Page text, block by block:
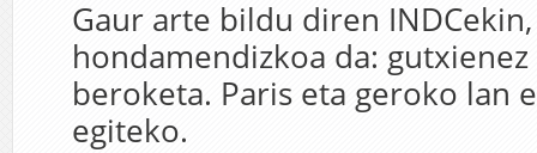
Gaur arte bildu diren
hondamendizkoa da: gutxienez
beroketa. Paris eta geroko lan
egiteko.